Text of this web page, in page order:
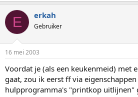
E erkah
Gebruiker
16 mei 2003
Voordat je (als een keukenmeid) met
gaat, zou ik eerst ff via
hulpprogramma's "printkop uitlijnen"